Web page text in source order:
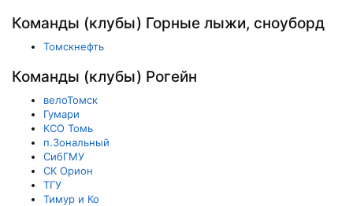
Команды (клубы) Горные лыжи, сноуборд
Томскнефть
Команды (клубы) Рогейн
велоТомск
Гумари
КСО Томь
п.Зональный
СибГМУ
СК Орион
ТГУ
Тимур и Ко